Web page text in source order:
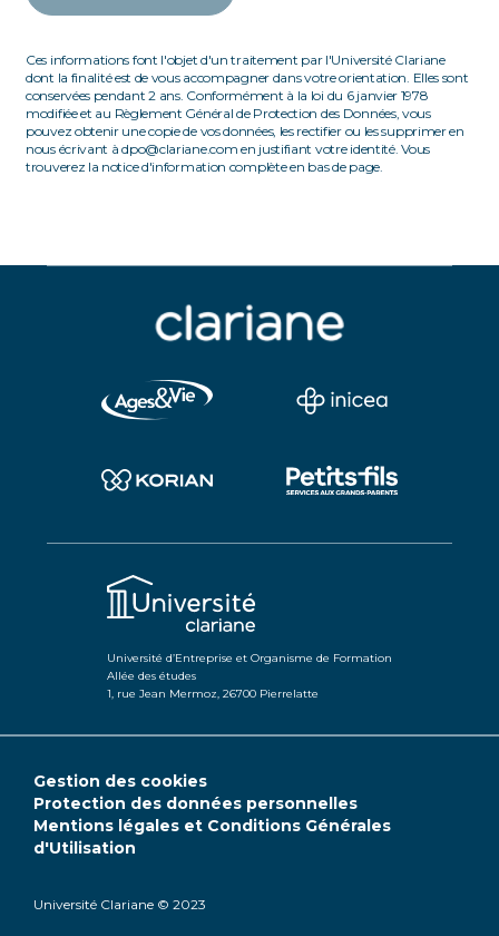
Ces informations font l'objet d'un traitement par l'Université Clariane
dont la finalité est de vous accompagner dans votre orientation. Elles sont
conservées pendant 2 ans. Conformément à la loi du 6 janvier 1978
modifiée et au Règlement Général de Protection des Données, vous
pouvez obtenir une copie de vos données, les rectifier ou les supprimer en
nous écrivant à dpo@clariane.com en justifiant votre identité. Vous
trouverez la notice d'information complète en bas de page.
Université d’Entreprise et Organisme de Formation
Allée des études
1, rue Jean Mermoz, 26700 Pierrelatte
Université Clariane © 2023
Gestion des cookies
Protection des données personnelles
Mentions légales et Conditions Générales
d'Utilisation